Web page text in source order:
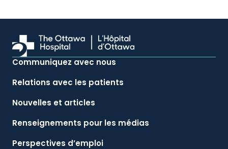
Communiquez avec nous
Relations avec les patients
Nouvelles et articles
Renseignements pour les médias
Perspectives d’emploi